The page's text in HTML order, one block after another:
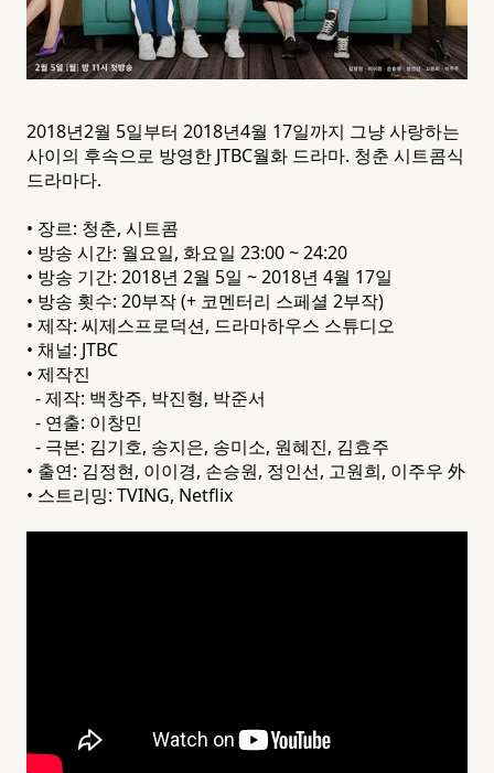
2018년2월 5일부터 2018년4월 17일까지 그냥 사랑하는
사이의 후속으로 방영한 JTBC월화 드라마. 청춘 시트콤식
드라마다.
• 장르: 청춘, 시트콤
• 방송 시간: 월요일, 화요일 23:00 ~ 24:20
• 방송 기간: 2018년 2월 5일 ~ 2018년 4월 17일
• 방송 횟수: 20부작 (+ 코멘터리 스페셜 2부작)
• 제작: 씨제스프로덕션, 드라마하우스 스튜디오
• 채널: JTBC
• 제작진
- 제작: 백창주, 박진형, 박준서
- 연출: 이창민
- 극본: 김기호, 송지은, 송미소, 원혜진, 김효주
• 출연: 김정현, 이이경, 손승원, 정인선, 고원희, 이주우 外
• 스트리밍: TVING, Netflix